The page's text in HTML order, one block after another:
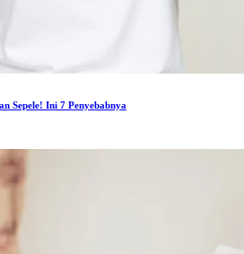
Sepele! Ini 7 Penyebabnya